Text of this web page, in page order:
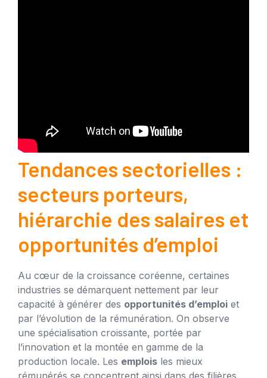
Tendances sectorielles :
secteurs porteurs,
hiérarchie des salaires et
opportunités d’emploi
Au cœur de la croissance coréenne, certaines
industries se démarquent nettement par leur
capacité à générer des opportunités d’emploi et
par l’évolution de la rémunération. On observe
une spécialisation croissante, portée par
l’innovation et la montée en gamme de la
production locale. Les emplois les mieux